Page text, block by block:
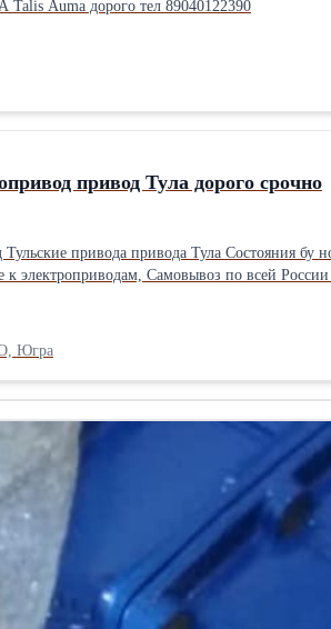
Auma дорого тел 89040122390
привод Тула дорого срочно
Тульские привода привода Тула
электроприводам, Самовывоз по всей России
Югра